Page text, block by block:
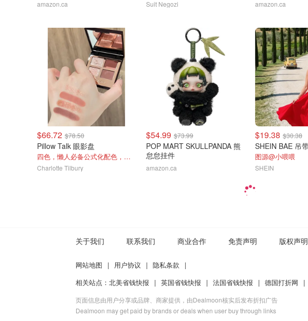
amazon.ca Suit Negozi amazon.ca
$66.72 $78.50
Pillow Talk 眼影盘
四色，懒人必备公式化配色，露思超爱！
Charlotte Tilbury
$54.99 $73.99
POP MART SKULLPANDA 熊
怠怠挂件
amazon.ca
$19.38 $30.38
图源@小喂喂
SHEIN
关于我们 联系我们 商业合作 免责声明 版权声明
网站地图 | 用户协议 | 隐私条款
|
相关站点： 北美省钱快报 | 英国省钱快报 | 法国省钱快报 | 德国打折网 |
页面信息由用户分享或品牌、商家提供，由Dealmoon核实后发布折扣广告
Dealmoon may get paid by brands or deals when user buy through links